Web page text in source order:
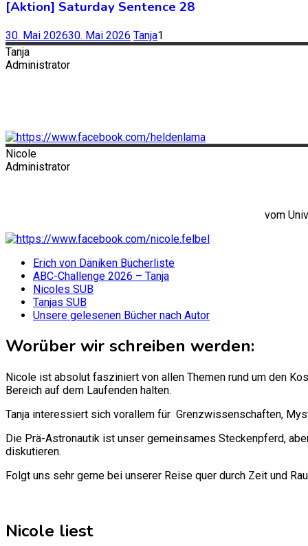
[Aktion] Saturday Sentence 28
30. Mai 202630. Mai 2026 Tanja1
Tanja
Administrator
Nicole
Administrator
vom
Erich von Däniken Bücherliste
ABC-Challenge 2026 – Tanja
Nicoles SUB
Tanjas SUB
Unsere gelesenen Bücher nach Autor
Worüber wir schreiben werden:
Nicole ist absolut fasziniert von allen Themen rund um den
Bereich auf dem Laufenden halten.
Tanja interessiert sich vorallem für Grenzwissenschaften,
Die Prä-Astronautik ist unser gemeinsames Steckenpferd,
diskutieren.
Folgt uns sehr gerne bei unserer Reise quer durch Zeit und
Nicole liest